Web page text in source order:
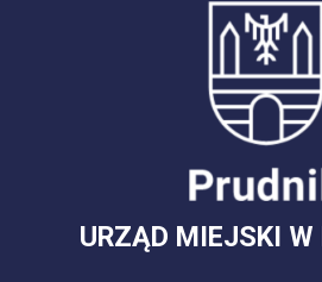
URZĄD MIEJSKI W